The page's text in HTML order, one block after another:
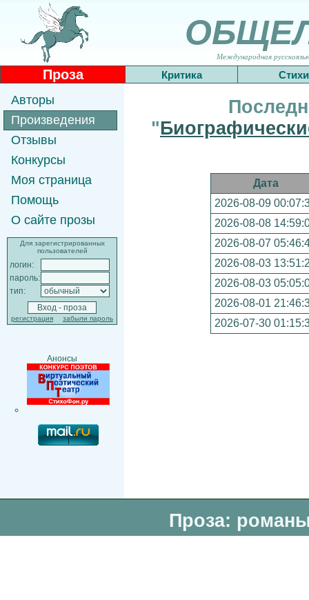
Международная
Проза Критика Стихи
Авторы
Произведения
Отзывы
Конкурсы
Моя страница
Помощь
О сайте прозы
Для зарегистрированных
пользователей
логин:
пароль:
тип:
регистрация забыли пароль
Анонсы
"
Дата
2026-08-09
2026-08-08
2026-08-07
2026-08-03
2026-08-03
2026-08-01
2026-07-30
Проза: